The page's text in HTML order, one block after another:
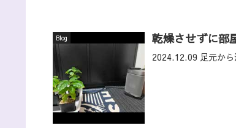
Blog 乾燥させずに部
2024.12.09 足元から